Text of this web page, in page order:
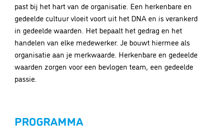
past bij het hart van de organisatie. Een herkenbare en
gedeelde cultuur vloeit voort uit het DNA en is verankerd
in gedeelde waarden. Het bepaalt het gedrag en het
handelen van elke medewerker. Je bouwt hiermee als
organisatie aan je merkwaarde. Herkenbare en gedeelde
waarden zorgen voor een bevlogen team, een gedeelde
passie.
PROGRAMMA